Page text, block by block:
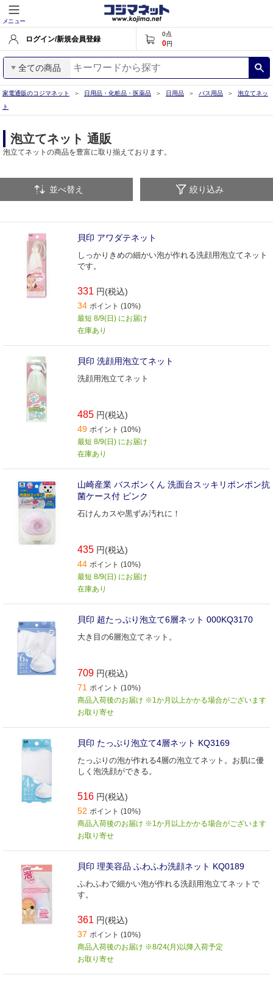
メニュー
ログイン/新規会員登録
0点
0円
全ての商品
家電通販のコジマネット 日用品・化粧品・医薬品 日用品 バス用品
泡立てネッ
ト
泡立てネット 通販
泡立てネットの商品を豊富に取り揃えております。
並べ替え 絞り込み
貝印 アワダテネット
しっかりきめの細かい泡が作れる洗顔用泡立てネット
です。
331 円(税込)
34 ポイント (10%)
最短 8/9(日) にお届け
在庫あり
貝印 洗顔用泡立てネット
洗顔用泡立てネット
485 円(税込)
49 ポイント (10%)
最短 8/9(日) にお届け
在庫あり
山崎産業 バスボンくん 洗面台スッキリポンポン抗
菌ケース付 ピンク
石けんカスや黒ずみ汚れに！
435 円(税込)
44 ポイント (10%)
最短 8/9(日) にお届け
在庫あり
貝印 超たっぷり泡立て6層ネット 000KQ3170
大き目の6層泡立てネット。
709 円(税込)
71 ポイント (10%)
商品入荷後のお届け ※1か月以上かかる場合がございます
お取り寄せ
貝印 たっぷり泡立て4層ネット KQ3169
たっぷりの泡が作れる4層の泡立てネット。お肌に優
しく泡洗顔ができる。
516 円(税込)
52 ポイント (10%)
商品入荷後のお届け ※1か月以上かかる場合がございます
お取り寄せ
貝印 理美容品 ふわふわ洗顔ネット KQ0189
ふわふわで細かい泡が作れる洗顔用泡立てネットで
す。
361 円(税込)
37 ポイント (10%)
商品入荷後のお届け ※8/24(月)以降入荷予定
お取り寄せ